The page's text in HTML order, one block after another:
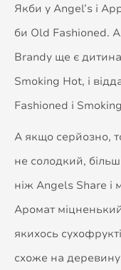
Якби у Angel’s і
би Old Fashioned.
Brandy ще є
Smoking Hot, і
Fashioned і
А якщо серйозно,
не солодкий,
ніж Angels Share
Аромат
якихось
схоже на деревину